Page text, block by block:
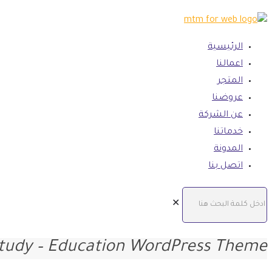
الرئيسية
اعمالنا
المتجر
عروضنا
عن الشركة
خدماتنا
المدونة
اتصل بنا
✕
– Education WordPress Theme